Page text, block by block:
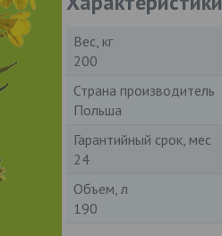
Вес, кг
200
Страна производитель
Польша
Гарантийный срок, мес
24
Объем, л
190